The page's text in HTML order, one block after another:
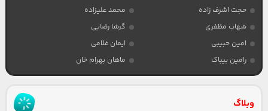
حجت اشرف زاده
محمد علیزاده
شهاب مظفری
گرشا رضایی
امین حبیبی
ایمان غلامی
رامین بیباک
ماهان بهرام خان
وبلاگ